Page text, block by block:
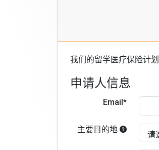
我们的留学医疗保险计划
申请人信息
Email*
主要目的地